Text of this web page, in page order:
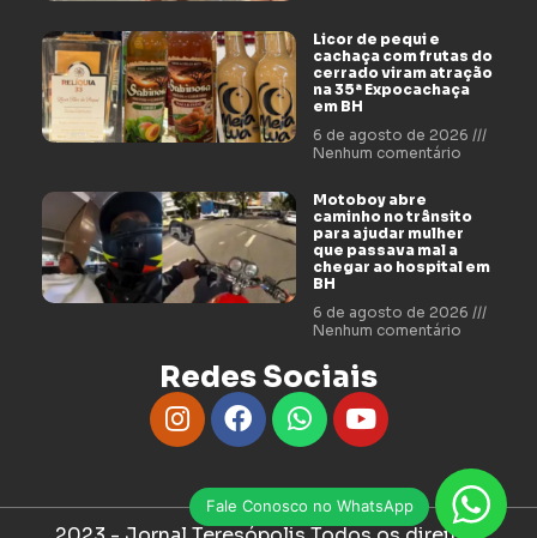
Fale Conosco no WhatsApp
Licor de pequi e
cachaça com frutas do
cerrado viram atração
na 35ª Expocachaça
em BH
6 de agosto de 2026
Nenhum comentário
Motoboy abre
caminho no trânsito
para ajudar mulher
que passava mal a
chegar ao hospital em
BH
6 de agosto de 2026
Nenhum comentário
Redes Sociais